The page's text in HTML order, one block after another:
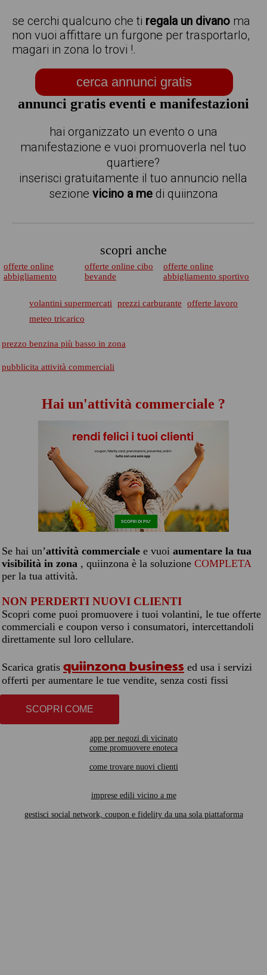
se cerchi qualcuno che ti regala un divano ma
non vuoi affittare un furgone per trasportarlo,
magari in zona lo trovi !.
cerca annunci gratis
annunci gratis eventi e manifestazioni
hai organizzato un evento o una
manifestazione e vuoi promuoverla nel tuo
quartiere?
inserisci gratuitamente il tuo annuncio nella
sezione vicino a medi quiinzona
scopri anche
offerte online
abbigliamento
offerte online cibo
bevande
offerte online
abbigliamento sportivo
volantini supermercati prezzi carburante
offerte lavoro
meteo tricarico
prezzo benzina più basso in zona
pubblicita attività commerciali
Hai un'attività commerciale ?
Se hai un’attività commerciale e vuoi aumentare la tua
visibilità in zona , quiinzona è la soluzione COMPLETA
per la tua attività.
NON PERDERTI NUOVI CLIENTI
Scopri come puoi promuovere i tuoi volantini, le tue offerte
commerciali e coupon verso i consumatori, intercettandoli
direttamente sul loro cellulare.
Scarica gratis quiinzona business ed usa i servizi
offerti per aumentare le tue vendite, senza costi fissi
SCOPRI COME
app per negozi di vicinato
come promuovere enoteca
come trovare nuovi clienti
imprese edili vicino a me
gestisci social network, coupon e fidelity da una sola piattaforma